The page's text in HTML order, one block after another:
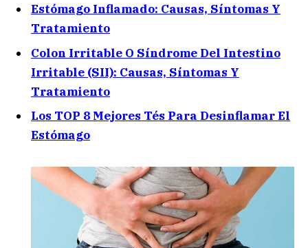
Estómago Inflamado: Causas, Síntomas Y
Tratamiento
Colon Irritable O Síndrome Del Intestino
Irritable (SII): Causas, Síntomas Y
Tratamiento
Los TOP 8 Mejores Tés Para Desinflamar El
Estómago